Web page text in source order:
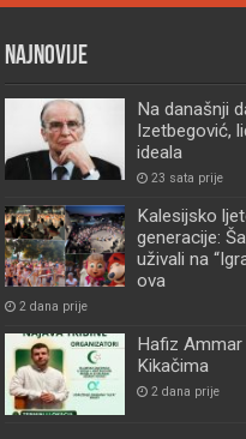
Najnovije
Na današnji
Izetbegović,
ideala
23 sata prije
Kalesijsko
generacije:
uživali na
ova
2 dana prije
Hafiz
Kikačima
2 dana prije